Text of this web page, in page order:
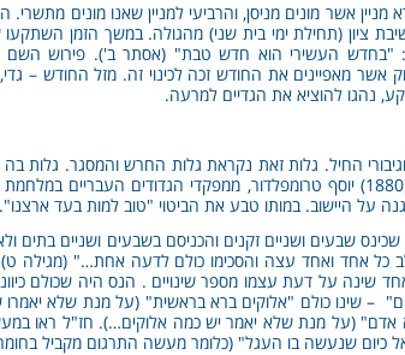
אשר מונים מניסן, והרביעי למניין שאנו מונים
(תחילת ימי בית שני) מהגולה. במשך הזמן השתקעו
אשר מאפיינים את החודש זכה לכינוי זה. מזל החודש –
נהגו להוציא את הגדיים למרעה.
החיל. גלות זאת נקראת גלות החרש והמסגר. גלות
(מל"ב כד).טרומפלדור – ביום זה נולד בשנת תרמ"א (1880) יוסף טרומפלדור,
על היישוב. במותו טבע את הביטוי "טוב למות בעד ארצנו".
שבעים ושניים זקנים והכניסם בשבעים ושניים
כל אחד ואחד עצה והסכימו כולם לדעה אחת…" (מגילה
על דעת עצמו מספר שינויים . הנס היה שכולם
– שינו כולם "אלוקים ברא בראשית" (על מנת שלא
(על מנת שלא יאמר יש כמה אלוקים…). חז"ל ראו
כיום שנעשה בו העגל" (כלומר מעשה התרגום מקביל